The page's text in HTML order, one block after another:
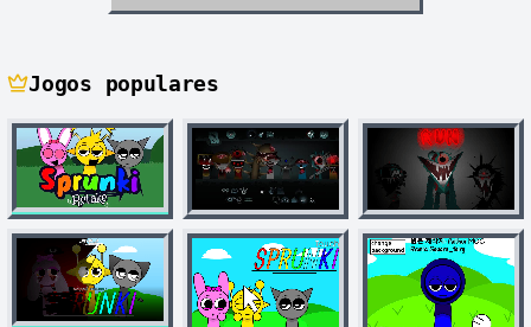
Jogos populares